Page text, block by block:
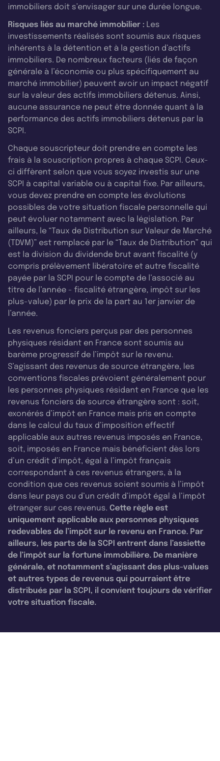
immobiliers doit s’envisager sur une durée longue.
Risques liés au marché immobilier : Les
investissements réalisés sont soumis aux risques
inhérents à la détention et à la gestion d’actifs
immobiliers. De nombreux facteurs (liés de façon
générale à l’économie ou plus spécifiquement au
marché immobilier) peuvent avoir un impact négatif
sur la valeur des actifs immobiliers détenus. Ainsi,
aucune assurance ne peut être donnée quant à la
performance des actifs immobiliers détenus par la
SCPI.
Chaque souscripteur doit prendre en compte les
frais à la souscription propres à chaque SCPI. Ceux-
ci diffèrent selon que vous soyez investis sur une
SCPI à capital variable ou à capital fixe. Par ailleurs,
vous devez prendre en compte les évolutions
possibles de votre situation fiscale personnelle qui
peut évoluer notamment avec la législation. Par
ailleurs, le “Taux de Distribution sur Valeur de Marché
(TDVM)” est remplacé par le “Taux de Distribution” qui
est la division du dividende brut avant fiscalité (y
compris prélèvement libératoire et autre fiscalité
payée par la SCPI pour le compte de l’associé au
titre de l’année - fiscalité étrangère, impôt sur les
plus-value) par le prix de la part au 1er janvier de
l’année.
Les revenus fonciers perçus par des personnes
physiques résidant en France sont soumis au
barème progressif de l’impôt sur le revenu.
S’agissant des revenus de source étrangère, les
conventions fiscales prévoient généralement pour
les personnes physiques résidant en France que les
revenus fonciers de source étrangère sont : soit,
exonérés d’impôt en France mais pris en compte
dans le calcul du taux d’imposition effectif
applicable aux autres revenus imposés en France,
soit, imposés en France mais bénéficient dès lors
d’un crédit d’impôt, égal à l’impôt français
correspondant à ces revenus étrangers, à la
condition que ces revenus soient soumis à l’impôt
dans leur pays ou d’un crédit d’impôt égal à l’impôt
étranger sur ces revenus. Cette règle est
uniquement applicable aux personnes physiques
redevables de l’impôt sur le revenu en France. Par
ailleurs, les parts de la SCPI entrent dans l’assiette
de l’impôt sur la fortune immobilière. De manière
générale, et notamment s’agissant des plus-values
et autres types de revenus qui pourraient être
distribués par la SCPI, il convient toujours de vérifier
votre situation fiscale.